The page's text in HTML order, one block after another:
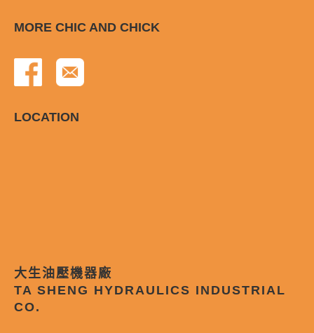
MORE CHIC AND CHICK
LOCATION
大生油壓機器廠
TA SHENG HYDRAULICS INDUSTRIAL
CO.